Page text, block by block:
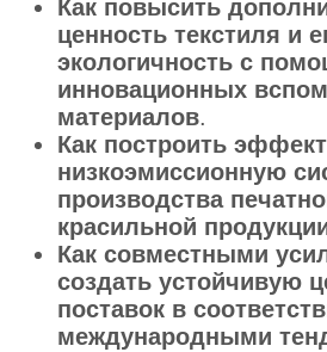
Как повысить
ценность текстиля и
экологичность с
инновационных
материалов.
Как построить
низкоэмиссионную
производства
красильной
Как совместными
создать устойчивую
поставок в
международными